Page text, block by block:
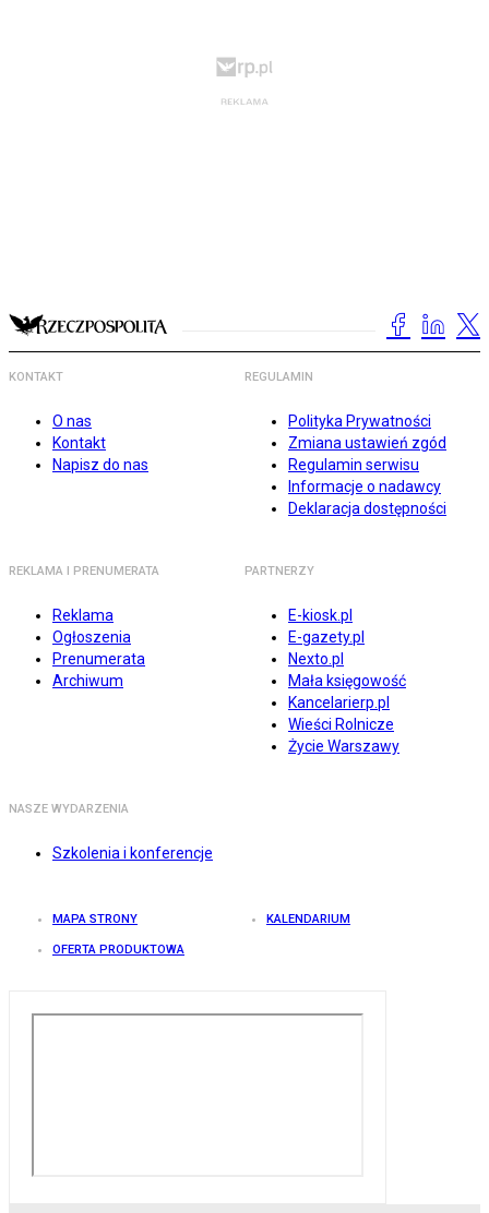
KONTAKT
O nas
Kontakt
Napisz do nas
REGULAMIN
Polityka Prywatności
Zmiana ustawień zgód
Regulamin serwisu
Informacje o nadawcy
Deklaracja dostępności
REKLAMA I PRENUMERATA
Reklama
Ogłoszenia
Prenumerata
Archiwum
PARTNERZY
E-kiosk.pl
E-gazety.pl
Nexto.pl
Mała księgowość
Kancelarierp.pl
Wieści Rolnicze
Życie Warszawy
NASZE WYDARZENIA
Szkolenia i konferencje
MAPA STRONY KALENDARIUM
OFERTA PRODUKTOWA